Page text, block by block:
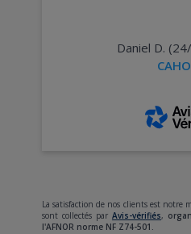
Daniel D.
La satisfaction de nos clients est notre
sont collectés par Avis-vérifiés,
l'AFNOR norme NF Z74-501.